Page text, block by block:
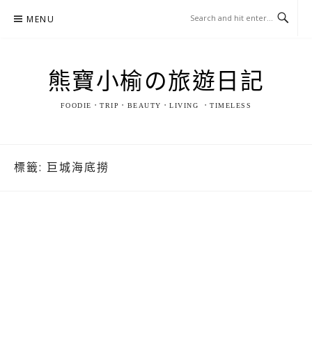
MENU
熊寶小榆の旅遊日記
FOODIE．TRIP．BEAUTY．LIVING ．TIMELESS
標籤: 巨城海底撈